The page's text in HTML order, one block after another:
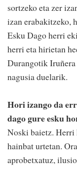
sortzeko eta zer
izan erabakitzeko,
Esku Dago herri
herri eta hirietan
Durangotik
nagusia duelarik.
Hori izango da
dago gure esku
Noski baietz. Herri
hainbat urtetan.
aprobetxatuz,